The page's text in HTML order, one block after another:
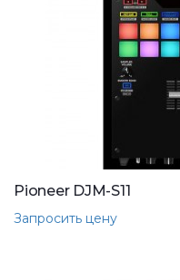
Pioneer DJM-S11
Запросить цену